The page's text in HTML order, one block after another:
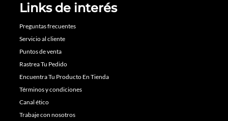
Links de interés
Preguntas frecuentes
Servicio al cliente
Puntos de venta
Rastrea Tu Pedido
Encuentra Tu Producto En Tienda
Términos y condiciones
Canal ético
Trabaje con nosotros